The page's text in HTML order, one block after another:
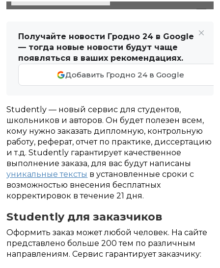
Получайте новости Гродно 24 в Google
— тогда новые новости будут чаще
появляться в ваших рекомендациях.
Добавить Гродно 24 в Google
Studently — новый сервис для студентов,
школьников и авторов. Он будет полезен всем,
кому нужно заказать дипломную, контрольную
работу, реферат, отчет по практике, диссертацию
и т.д. Studently гарантирует качественное
выполнение заказа, для вас будут написаны
уникальные тексты в установленные сроки с
возможностью внесения бесплатных
корректировок в течение 21 дня.
Studently для заказчиков
Оформить заказ может любой человек. На сайте
представлено больше 200 тем по различным
направлениям. Сервис гарантирует заказчику: